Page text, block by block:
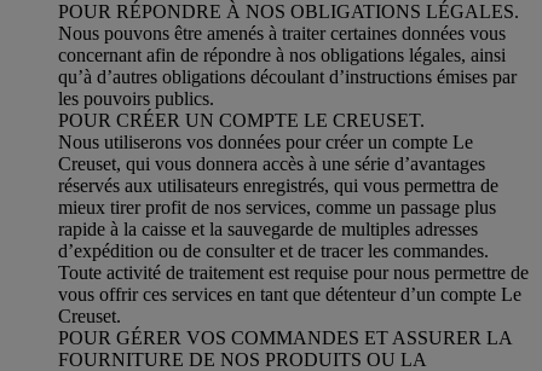
POUR RÉPONDRE À NOS OBLIGATIONS LÉGALES.
Nous pouvons être amenés à traiter certaines données vous
concernant afin de répondre à nos obligations légales, ainsi
qu’à d’autres obligations découlant d’instructions émises par
les pouvoirs publics.
POUR CRÉER UN COMPTE LE CREUSET.
Nous utiliserons vos données pour créer un compte Le
Creuset, qui vous donnera accès à une série d’avantages
réservés aux utilisateurs enregistrés, qui vous permettra de
mieux tirer profit de nos services, comme un passage plus
rapide à la caisse et la sauvegarde de multiples adresses
d’expédition ou de consulter et de tracer les commandes.
Toute activité de traitement est requise pour nous permettre de
vous offrir ces services en tant que détenteur d’un compte Le
Creuset.
POUR GÉRER VOS COMMANDES ET ASSURER LA
FOURNITURE DE NOS PRODUITS OU LA